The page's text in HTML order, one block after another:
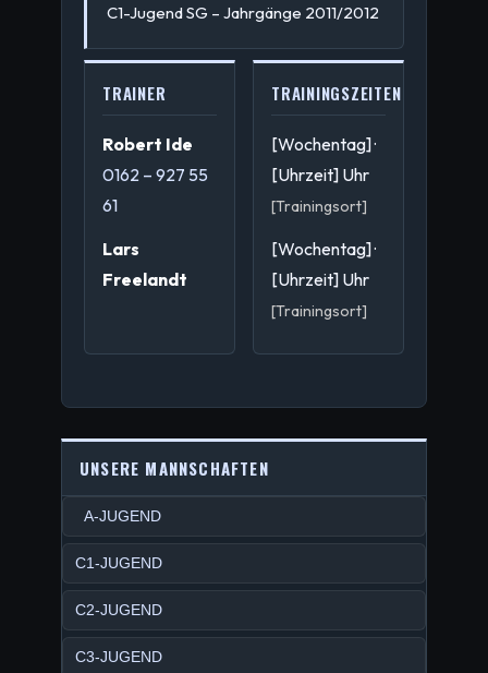
C1-Jugend SG – Jahrgänge 2011/2012
TRAINER
Robert Ide
0162 – 927 55
61
Lars
Freelandt
TRAININGSZEITEN
[Wochentag] ·
[Uhrzeit] Uhr
[Trainingsort]
[Wochentag] ·
[Uhrzeit] Uhr
[Trainingsort]
UNSERE MANNSCHAFTEN
A-JUGEND
C1-JUGEND
C2-JUGEND
C3-JUGEND